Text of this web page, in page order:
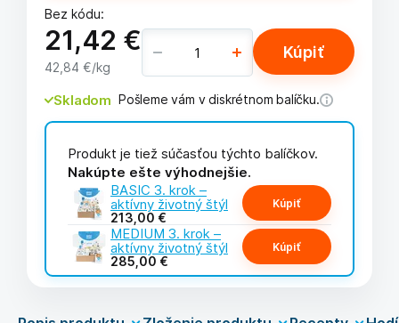
Bez kódu:
21,42 €
42,84 €/kg
Kúpiť
Skladom Pošleme vám v diskrétnom balíčku.
Produkt je tiež súčasťou týchto balíčkov.
Nakúpte ešte výhodnejšie.
BASIC 3. krok –
aktívny životný štýl
213,00 €
Kúpiť
MEDIUM 3. krok –
aktívny životný štýl
285,00 €
Kúpiť